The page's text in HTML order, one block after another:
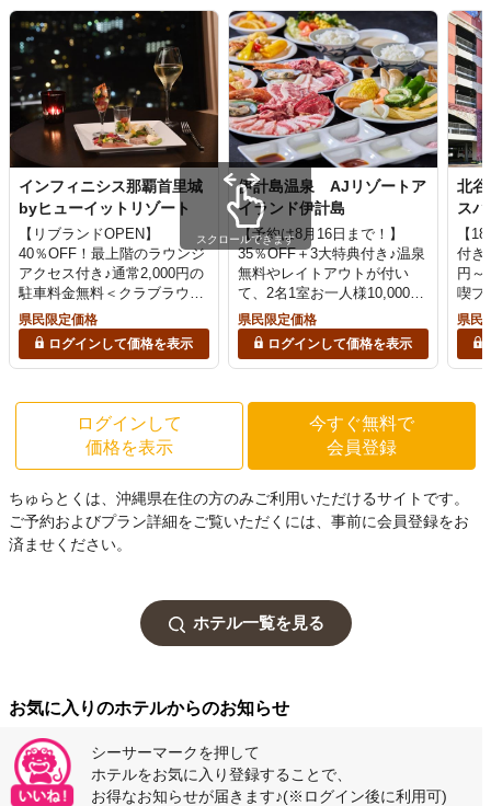
インフィニシス那覇首里城
byヒューイットリゾート
【リブランドOPEN】
40％OFF！最上階のラウンジ
アクセス付き♪通常2,000円の
駐車料金無料＜クラブラウン
ジアクセス・朝食付き＞
県民限定価格
ログインして価格を表示
伊計島温泉 AJリゾートア
イランド伊計島
【予約は8月16日まで！】
35％OFF＋3大特典付き♪温泉
無料やレイトアウトが付い
て、2名1室お一人様10,000円
～！夕食は焼肉やマグロ食べ
放題で満足度MAX＜夕朝食
+温泉付＞
県民限定価格
ログインして価格を表示
北
ス
【
付き
円～
喫
県民
スクロールできます
ログインして
価格を表示
今すぐ無料で
会員登録
ちゅらとくは、沖縄県在住の方のみご利用いただけるサイトです。
ご予約およびプラン詳細をご覧いただくには、事前に会員登録をお
済ませください。
ホテル一覧を見る
お気に入りのホテルからのお知らせ
シーサーマークを押して
ホテルをお気に入り登録することで、
お得なお知らせが届きます♪(※ログイン後に利用可)